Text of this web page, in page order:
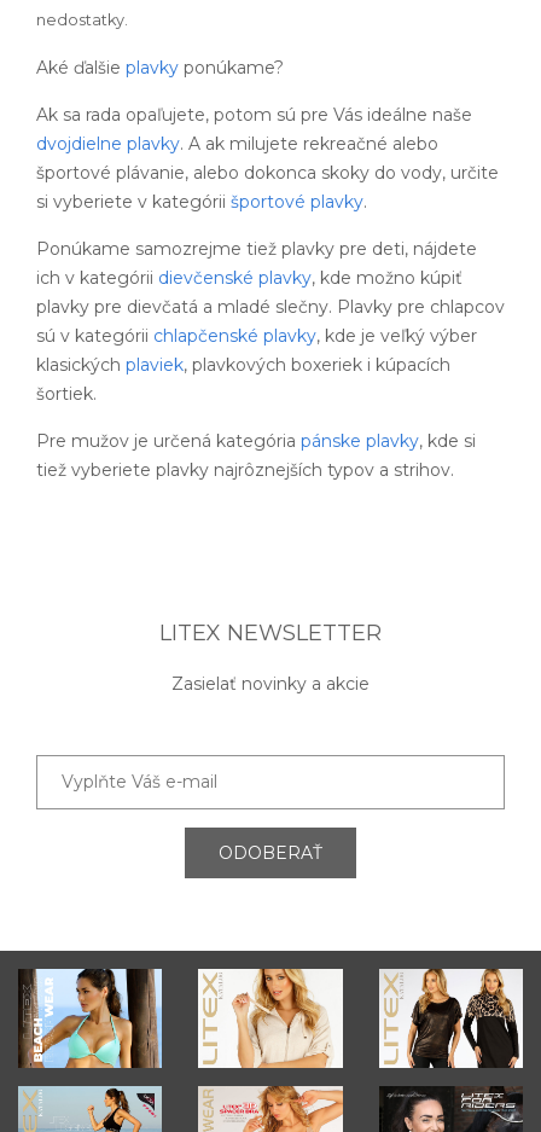
nedostatky.
Aké ďalšie plavky ponúkame?
Ak sa rada opaľujete, potom sú pre Vás ideálne naše
dvojdielne plavky. A ak milujete rekreačné alebo
športové plávanie, alebo dokonca skoky do vody, určite
si vyberiete v kategórii športové plavky.
Ponúkame samozrejme tiež plavky pre deti, nájdete
ich v kategórii dievčenské plavky, kde možno kúpiť
plavky pre dievčatá a mladé slečny. Plavky pre chlapcov
sú v kategórii chlapčenské plavky, kde je veľký výber
klasických plaviek, plavkových boxeriek i kúpacích
šortiek.
Pre mužov je určená kategória pánske plavky, kde si
tiež vyberiete plavky najrôznejších typov a strihov.
LITEX NEWSLETTER
Zasielať novinky a akcie
ODOBERAŤ